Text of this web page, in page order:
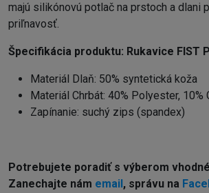
majú silikónovú potlač na prstoch a dlani
priľnavosť.
Špecifikácia produktu: Rukavice FIST
Materiál Dlaň: 50% syntetická koža
Materiál Chrbát: 40% Polyester, 10%
Zapínanie: suchý zips (spandex)
Potrebujete poradiť s výberom
Zanechajte nám email , správu na